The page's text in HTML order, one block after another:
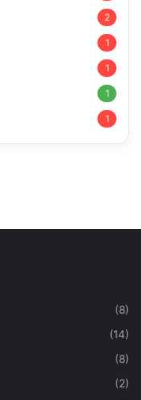
2
1
1
1
1
(8)
(14)
(8)
(2)